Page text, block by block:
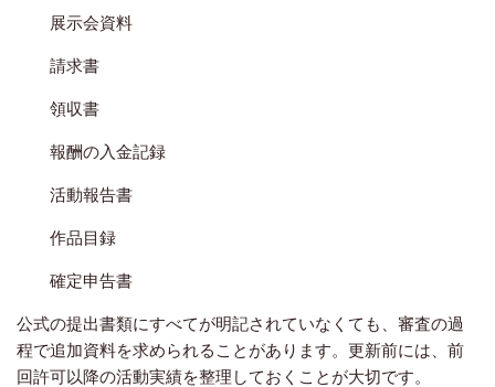
展示会資料
請求書
領収書
報酬の入金記録
活動報告書
作品目録
確定申告書
公式の提出書類にすべてが明記されていなくても、審査の過
程で追加資料を求められることがあります。 更新前には、前
回許可以降の活動実績を整理しておくことが大切です。